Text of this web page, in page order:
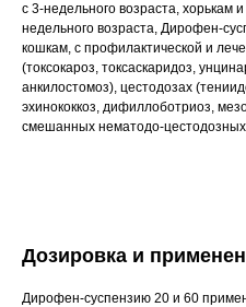
с 3-недельного возраста,
недельного возраста, Дирофен-
кошкам, с профилактической и
(токсокароз, токсаскаридоз,
анкилостомоз), цестодозах
эхинококкоз, дифиллоботриоз,
смешанных нематодо-цестодозных
Дозировка и
Дирофен-суспензию 20 и 60